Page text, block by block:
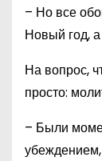
– Но все
Новый год,
На вопрос,
просто:
– Были